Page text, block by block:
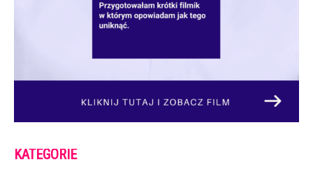
KATEGORIE